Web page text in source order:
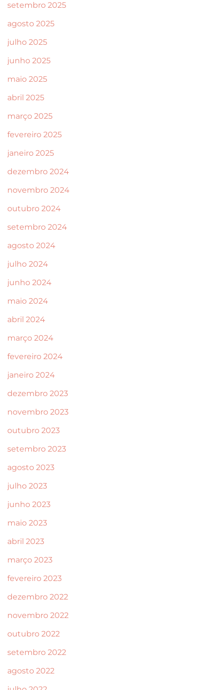
setembro 2025
agosto 2025
julho 2025
junho 2025
maio 2025
abril 2025
março 2025
fevereiro 2025
janeiro 2025
dezembro 2024
novembro 2024
outubro 2024
setembro 2024
agosto 2024
julho 2024
junho 2024
maio 2024
abril 2024
março 2024
fevereiro 2024
janeiro 2024
dezembro 2023
novembro 2023
outubro 2023
setembro 2023
agosto 2023
julho 2023
junho 2023
maio 2023
abril 2023
março 2023
fevereiro 2023
dezembro 2022
novembro 2022
outubro 2022
setembro 2022
agosto 2022